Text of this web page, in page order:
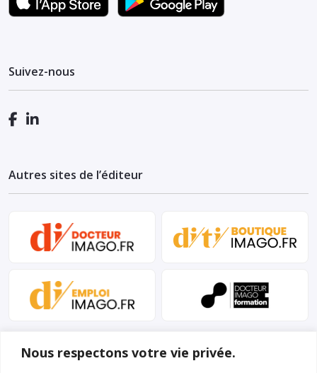
Nous respectons votre vie privée.
Suivez-nous
Autres sites de l’éditeur